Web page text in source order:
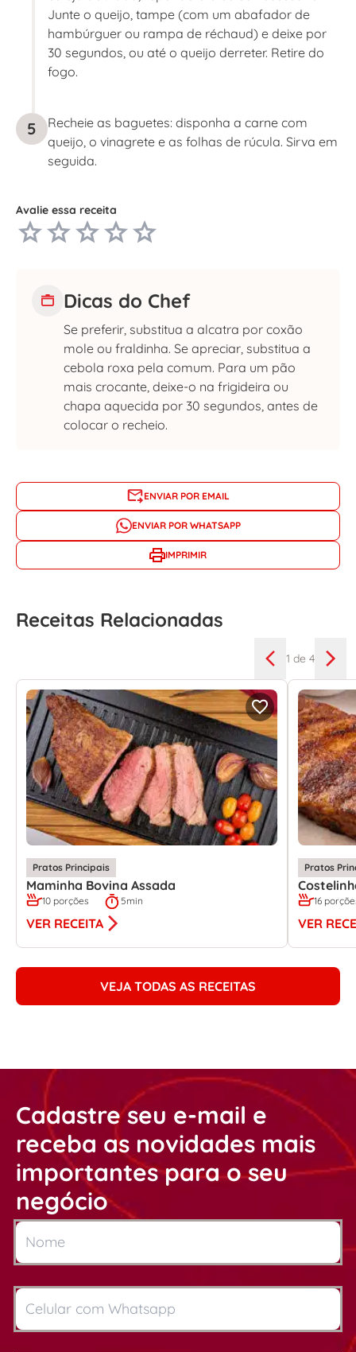
Junte o queijo, tampe (com um abafador de
hambúrguer ou rampa de réchaud) e deixe por
30 segundos, ou até o queijo derreter. Retire do
fogo.
5
Recheie as baguetes: disponha a carne com
queijo, o vinagrete e as folhas de rúcula. Sirva em
seguida.
Avalie essa receita
Dicas do Chef
Se preferir, substitua a alcatra por coxão
mole ou fraldinha. Se apreciar, substitua a
cebola roxa pela comum. Para um pão
mais crocante, deixe-o na frigideira ou
chapa aquecida por 30 segundos, antes de
colocar o recheio.
ENVIAR POR EMAIL
ENVIAR POR WHATSAPP
IMPRIMIR
Receitas Relacionadas
1 de 4
Pratos Principais
Maminha Bovina Assada
10 porções 5min
VER RECEITA
Pratos
16
VER
VEJA TODAS AS RECEITAS
Cadastre seu e-mail e
receba as novidades mais
importantes para o seu
negócio